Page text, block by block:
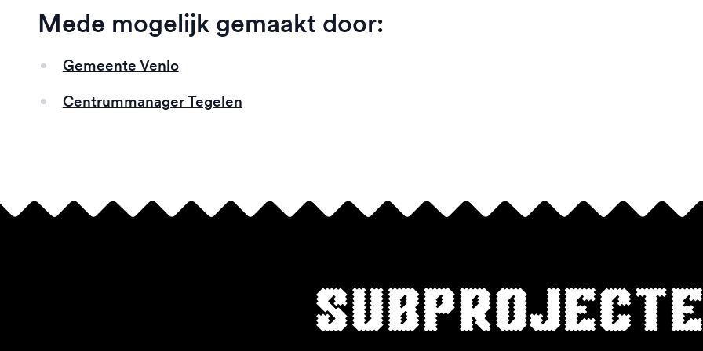
Mede mogelijk gemaakt door:
Gemeente Venlo
Centrummanager Tegelen